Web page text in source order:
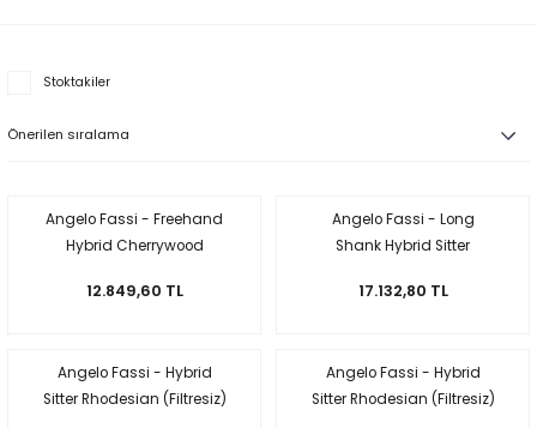
Stoktakiler
Angelo Fassi - Freehand
Hybrid Cherrywood
12.849,60 TL
Angelo Fassi - Long
Shank Hybrid Sitter
17.132,80 TL
Angelo Fassi - Hybrid
Sitter Rhodesian (Filtresiz)
Angelo Fassi - Hybrid
Sitter Rhodesian (Filtresiz)